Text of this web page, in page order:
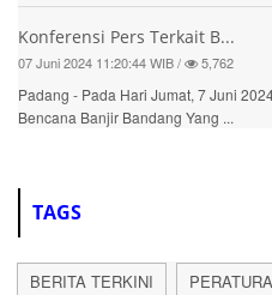
Konferensi Pers Terkait B...
07 Juni 2024 11:20:44 WIB / 5,762
Padang - Pada Hari Jumat, 7 Juni
Bencana Banjir Bandang Yang ...
TAGS
BERITA TERKINI